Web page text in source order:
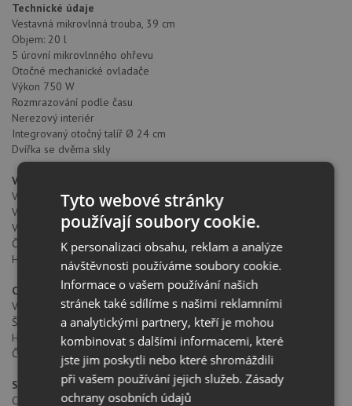
Technické údaje
Vestavná mikrovlnná trouba, 39 cm
Objem: 20 l
5 úrovní mikrovlnného ohřevu
Otočné mechanické ovladače
Výkon 750 W
Rozmrazování podle času
Nerezový interiér
Integrovaný otočný talíř Ø 24 cm
Dvířka se dvěma skly
Vnitřní rozměry
Vnitřní výška (mm): 210
Vnitřní šířka (mm): 305
Vnitřní hloubka (mm): 280
Čistý objem (litry): 18
Hrubý objem (litry): 20
Celkové rozměry
Výška produktu (mm): 390
Šířka produktu (mm): 595
Hloubka produktu (mm): 325
Čistá hmotnost (kg): 17,5
Specifické vlastnosti
Certifikáty: CE/CB /EAC
Tyto webové stránky
používají soubory cookie.
K personalizaci obsahu, reklam a analýze
návštěvnosti používáme soubory cookie.
Informace o vašem používání našich
stránek také sdílíme s našimi reklamními
a analytickými partnery, kteří je mohou
kombinovat s dalšími informacemi, které
jste jim poskytli nebo které shromáždili
při vašem používání jejich služeb.Zásady
ochrany osobních údajů